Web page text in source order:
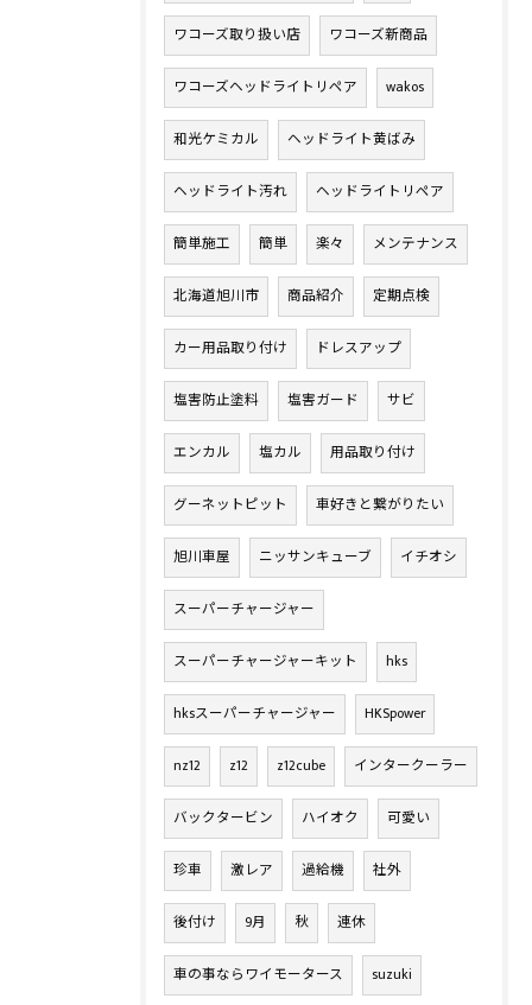
ワコーズ取り扱い店 ワコーズ新商品
ワコーズヘッドライトリペア wakos
和光ケミカル ヘッドライト黄ばみ
ヘッドライト汚れ ヘッドライトリペア
簡単施工 簡単 楽々 メンテナンス
北海道旭川市 商品紹介 定期点検
カー用品取り付け ドレスアップ
塩害防止塗料 塩害ガード サビ
エンカル 塩カル 用品取り付け
グーネットピット 車好きと繋がりたい
旭川車屋 ニッサンキューブ イチオシ
スーパーチャージャー
スーパーチャージャーキット hks
hksスーパーチャージャー HKSpower
nz12 z12 z12cube インタークーラー
バックタービン ハイオク 可愛い
珍車 激レア 過給機 社外
後付け 9月 秋 連休
車の事ならワイモータース suzuki